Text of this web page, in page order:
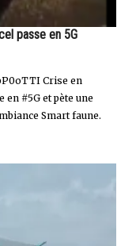
passe en 5G
Crise en
en #5G et pète une
Smart faune.